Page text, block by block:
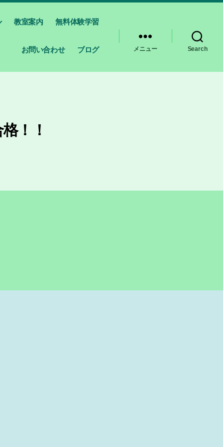
教室案内 無料体験学習
お問い合わせ ブログ メニュー Search
！！